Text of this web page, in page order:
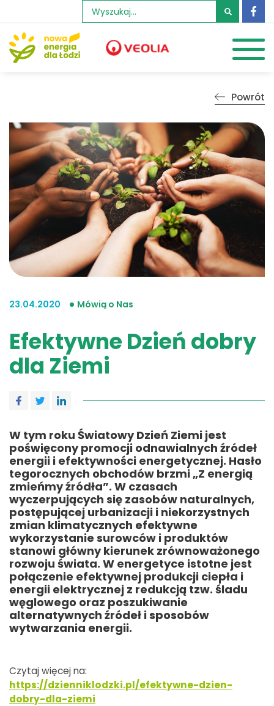
Szukaj:
Powrót
23.04.2020 Mówią o Nas
Efektywne Dzień dobry
dla Ziemi
W tym roku Światowy Dzień Ziemi jest
poświęcony promocji odnawialnych źródeł
energii i efektywności energetycznej. Hasło
tegorocznych obchodów brzmi „Z energią
zmieńmy źródła”. W czasach
wyczerpujących się zasobów naturalnych,
postępującej urbanizacji i niekorzystnych
zmian klimatycznych efektywne
wykorzystanie surowców i produktów
stanowi główny kierunek zrównoważonego
rozwoju świata. W energetyce istotne jest
połączenie efektywnej produkcji ciepła i
energii elektrycznej z redukcją tzw. śladu
węglowego oraz poszukiwanie
alternatywnych źródeł i sposobów
wytwarzania energii.
Czytaj więcej na:
https://dzienniklodzki.pl/efektywne-dzien-
dobry-dla-ziemi